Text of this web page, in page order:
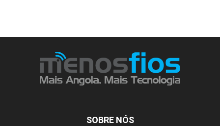
SOBRE NÓS